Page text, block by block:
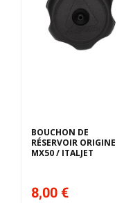
BOUCHON DE
RÉSERVOIR ORIGINE
MX50 / ITALJET
8,00 €